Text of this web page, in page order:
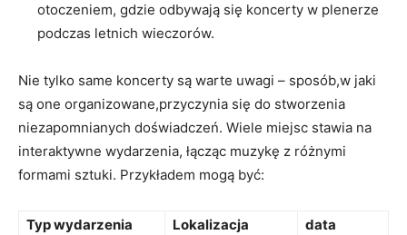
otoczeniem, gdzie odbywają się koncerty w plenerze
podczas letnich wieczorów.
Nie tylko same koncerty są warte uwagi – sposób,w jaki
są one organizowane,przyczynia się do stworzenia
niezapomnianych doświadczeń. Wiele miejsc stawia na
interaktywne wydarzenia, łącząc muzykę z różnymi
formami sztuki. Przykładem mogą być:
Typ wydarzenia Lokalizacja
data